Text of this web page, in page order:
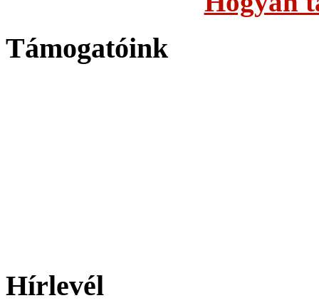
Támogatóink
Hírlevél